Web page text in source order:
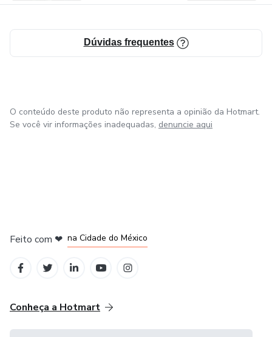
Dúvidas frequentes
O conteúdo deste produto não representa a opinião da Hotmart.
Se você vir informações inadequadas, denuncie aqui
Feito com ❤ na Cidade do México
Conheça a Hotmart